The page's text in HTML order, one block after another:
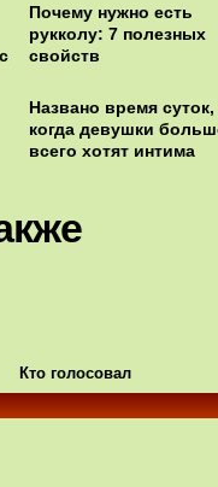
Почему нужно есть
рукколу: 7 полезных
свойств
Названо время суток,
когда девушки
всего хотят интима
Кто голосовал